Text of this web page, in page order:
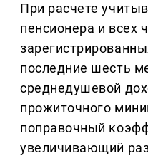
При расчете
пенсионера и всех
последние шесть
среднедушевой
прожиточного
поправочный
увеличивающий